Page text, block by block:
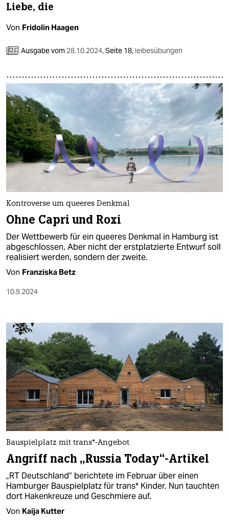
Liebe, die
Von Fridolin Haagen
Ausgabe vom 28.10.2024,Seite 18, leibesübungen
Kontroverse um queeres Denkmal
Ohne Capri und Roxi
Der Wettbewerb für ein queeres Denkmal in Hamburg ist
abgeschlossen. Aber nicht der erstplatzierte Entwurf soll
realisiert werden, sondern der zweite.
Von Franziska Betz
10.9.2024
Bauspielplatz mit trans*-Angebot
Angriff nach „Russia Today“-Artikel
„RT Deutschland“ berichtete im Februar über einen
Hamburger Bauspielplatz für trans* Kinder. Nun tauchten
dort Hakenkreuze und Geschmiere auf.
Von Kaija Kutter